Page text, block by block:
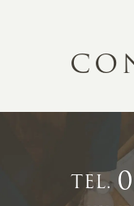
CO
TEL.